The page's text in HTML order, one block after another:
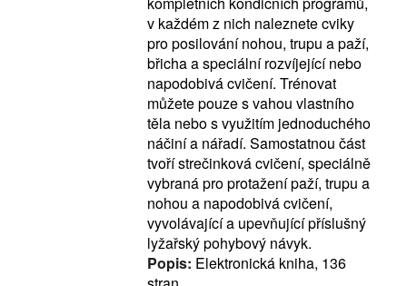
v každém z nich naleznete cviky
pro posilování nohou, trupu a paží,
břicha a speciální rozvíjející nebo
napodobivá cvičení. Trénovat
můžete pouze s vahou vlastního
těla nebo s využitím jednoduchého
náčiní a nářadí. Samostatnou část
tvoří strečinková cvičení, speciálně
vybraná pro protažení paží, trupu a
nohou a napodobivá cvičení,
vyvolávající a upevňující příslušný
lyžařský pohybový návyk.
Popis: Elektronická kniha, 136